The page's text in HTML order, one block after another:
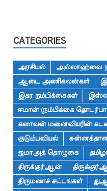
CATEGORIES
அரசியல்
அல்லாஹ்வை
ஆடை அணிகலன்கள்
இதர நம்பிக்கைகள்
ஈமான் (நம்பிக்கை
கணவன் மனைவியரின்
குடும்பவியல்
ஜமாஅத் தொழுகை
திருக்குர்ஆன்
திருமணச் சட்டங்கள்